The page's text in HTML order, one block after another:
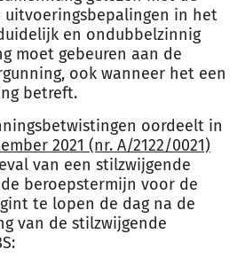
in het
en ondubbelzinnig
moet gebeuren aan de
ook wanneer het een
betreft.
oordeelt in
2021 (nr. A/2122/0021)
van een stilzwijgende
beroepstermijn voor de
te lopen de dag na de
van de stilzwijgende